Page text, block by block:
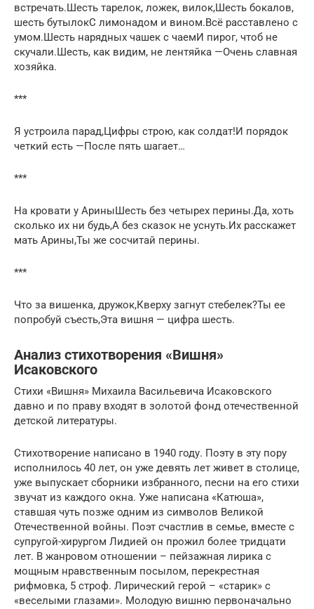
встречать.Шесть тарелок, ложек, вилок,Шесть бокалов,
шесть бутылокС лимонадом и вином.Всё расставлено с
умом.Шесть нарядных чашек с чаемИ пирог, чтоб не
скучали.Шесть, как видим, не лентяйка —Очень славная
хозяйка.
***
Я устроила парад,Цифры строю, как солдат!И порядок
четкий есть —После пять шагает…
***
На кровати у АриныШесть без четырех перины.Да, хоть
сколько их ни будь,А без сказок не уснуть.Их расскажет
мать Арины,Ты же сосчитай перины.
***
Что за вишенка, дружок,Кверху загнут стебелек?Ты ее
попробуй съесть,Эта вишня — цифра шесть.
Анализ стихотворения «Вишня»
Исаковского
Стихи «Вишня» Михаила Васильевича Исаковского
давно и по праву входят в золотой фонд отечественной
детской литературы.
Стихотворение написано в 1940 году. Поэту в эту пору
исполнилось 40 лет, он уже девять лет живет в столице,
уже выпускает сборники избранного, песни на его стихи
звучат из каждого окна. Уже написана «Катюша»,
ставшая чуть позже одним из символов Великой
Отечественной войны. Поэт счастлив в семье, вместе с
супругой-хирургом Лидией он прожил более тридцати
лет. В жанровом отношении – пейзажная лирика с
мощным нравственным посылом, перекрестная
рифмовка, 5 строф. Лирический герой – «старик» с
«веселыми глазами». Молодую вишню первоначально